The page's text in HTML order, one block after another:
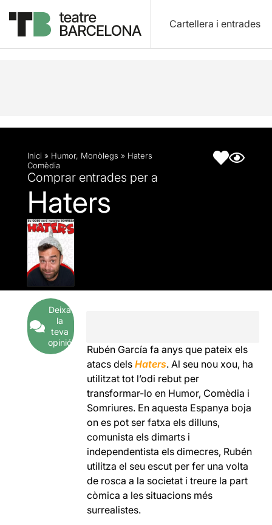
Cartellera i entrades
Descripció Fitxa artística
Inici » Humor, Monòlegs » Haters
Comèdia
Comprar entrades per a
Haters
Deixa
la
teva
opinió
Rubén García fa anys que pateix els
atacs delsHaters. Al seu nou xou, ha
utilitzat tot l’odi rebut per
transformar-lo en Humor, Comèdia i
Somriures. En aquesta Espanya boja
on es pot ser fatxa els dilluns,
comunista els dimarts i
independentista els dimecres, Rubén
utilitza el seu escut per fer una volta
de rosca a la societat i treure la part
còmica a les situacions més
surrealistes.